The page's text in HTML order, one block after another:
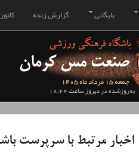
گزارش زنده بایگانی
جمعه 15 مرداد ماه 1405
به‌روزشده در دیروز ساعت 18:24
اخبار مرتبط با سرپرست